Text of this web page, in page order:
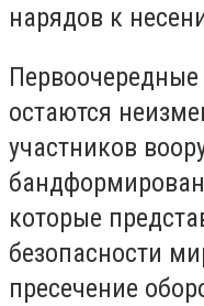
нарядов к
остаются
участников
которые
безопасности
пресечение